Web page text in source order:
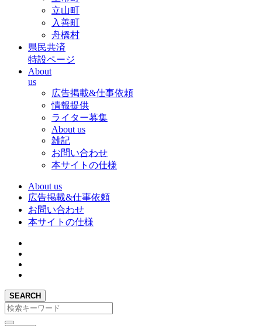
立山町
入善町
舟橋村
県民共済
特設ページ
About
us
広告掲載&仕事依頼
情報提供
ライター募集
About us
雑記
お問い合わせ
本サイトの仕様
About us
広告掲載&仕事依頼
お問い合わせ
本サイトの仕様
SEARCH